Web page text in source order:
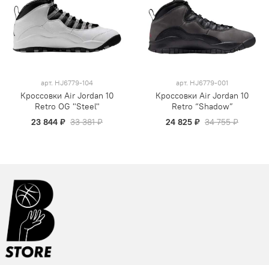
арт. HJ6779-104
Кроссовки Air Jordan 10
Retro OG "Steel"
23 844 ₽ 33 381 ₽
арт. HJ6779-001
Кроссовки Air Jordan 10
Retro “Shadow”
24 825 ₽ 34 755 ₽